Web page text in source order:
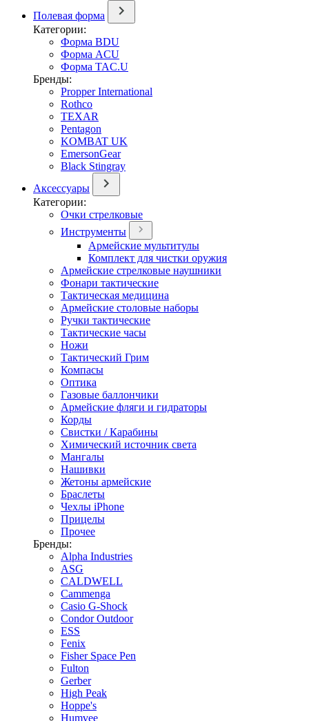
Полевая форма
Категории:
Форма BDU
Форма ACU
Форма TAC.U
Бренды:
Propper International
Rothco
TEXAR
Pentagon
KOMBAT UK
EmersonGear
Black Stingray
Аксессуары
Категории:
Очки стрелковые
Инструменты
Армейские мультитулы
Комплект для чистки оружия
Армейские стрелковые наушники
Фонари тактические
Тактическая медицина
Армейские столовые наборы
Ручки тактические
Тактические часы
Ножи
Тактический Грим
Компасы
Оптика
Газовые баллончики
Армейские фляги и гидраторы
Корды
Свистки / Карабины
Химический источник света
Мангалы
Нашивки
Жетоны армейские
Браслеты
Чехлы iPhone
Прицелы
Прочее
Бренды:
Alpha Industries
ASG
CALDWELL
Cammenga
Casio G-Shock
Condor Outdoor
ESS
Fenix
Fisher Space Pen
Fulton
Gerber
High Peak
Hoppe's
Humvee